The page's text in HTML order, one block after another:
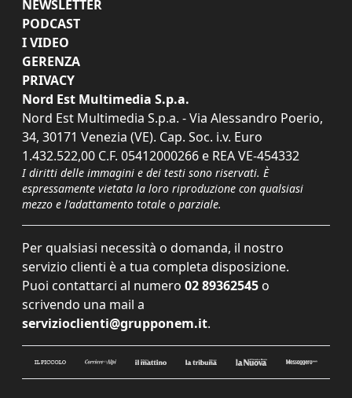
NEWSLETTER
PODCAST
I VIDEO
GERENZA
PRIVACY
Nord Est Multimedia S.p.a.
Nord Est Multimedia S.p.a. - Via Alessandro Poerio,
34, 30171 Venezia (VE). Cap. Soc. i.v. Euro
1.432.522,00 C.F. 05412000266 e REA VE-454332
I diritti delle immagini e dei testi sono riservati. È
espressamente vietata la loro riproduzione con qualsiasi
mezzo e l'adattamento totale o parziale.
Per qualsiasi necessità o domanda, il nostro
servizio clienti è a tua completa disposizione.
Puoi contattarci al numero 02 89362545 o
scrivendo una mail a
servizioclienti@grupponem.it.